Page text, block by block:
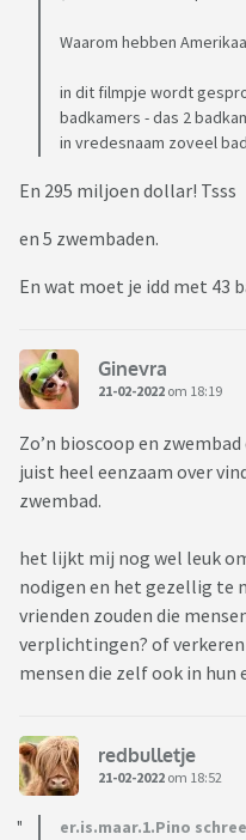
Waarom hebben
in dit filmpje wordt
badkamers - das 2
in vredesnaam zoveel
En 295 miljoen dollar! Tsss
en 5 zwembaden.
En wat moet je idd met 43
Ginevra
21-02-2022 om 18:19
Zo’n bioscoop en
juist heel eenzaam over
zwembad.
het lijkt mij nog wel leuk
nodigen en het gezellig te
vrienden zouden die
verplichtingen? of
mensen die zelf ook in
redbulletje
21-02-2022 om 18:52
er.is.maar.1.Pino